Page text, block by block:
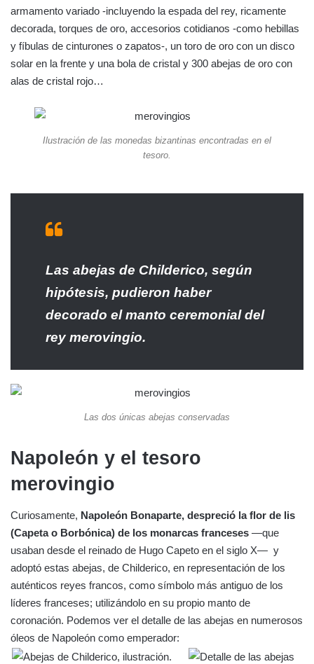
armamento variado -incluyendo la espada del rey, ricamente
decorada, torques de oro, accesorios cotidianos -como hebillas
y fíbulas de cinturones o zapatos-, un toro de oro con un disco
solar en la frente y una bola de cristal y 300 abejas de oro con
alas de cristal rojo…
Ilustración de las monedas bizantinas encontradas en el
tesoro.
Las abejas de Childerico, según
hipótesis, pudieron haber
decorado el manto ceremonial del
rey merovingio.
Las dos únicas abejas conservadas
Napoleón y el tesoro
merovingio
Curiosamente, Napoleón Bonaparte, despreció la flor de lis
(Capeta o Borbónica) de los monarcas franceses —que
usaban desde el reinado de Hugo Capeto en el siglo X— y
adoptó estas abejas, de Childerico, en representación de los
auténticos reyes francos, como símbolo más antiguo de los
líderes franceses; utilizándolo en su propio manto de
coronación. Podemos ver el detalle de las abejas en numerosos
óleos de Napoleón como emperador: